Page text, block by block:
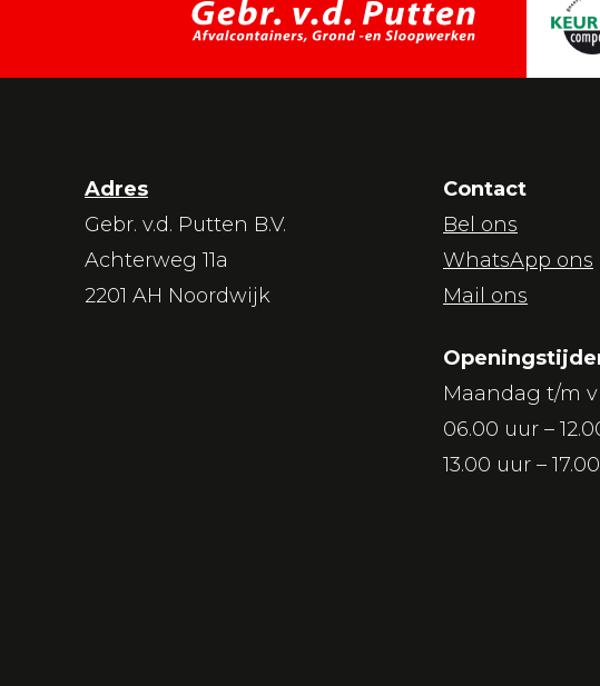
Adres
Gebr. v.d. Putten B.V.
Achterweg 11a
2201 AH Noordwijk
Contact
Bel ons
WhatsApp ons
Mail ons
Maandag t/m
06.00 uur –
13.00 uur –